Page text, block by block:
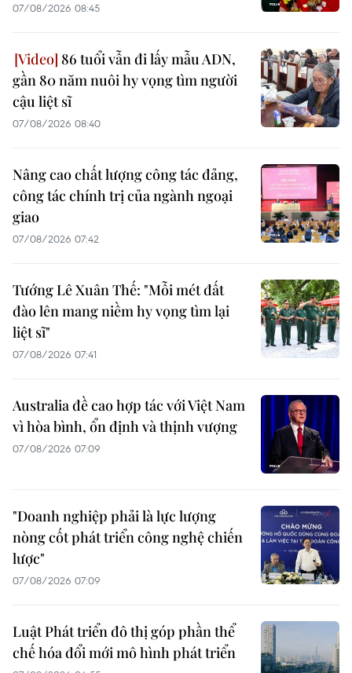
07/08/2026 08:45
86 tuổi vẫn đi lấy mẫu ADN,
gần 80 năm nuôi hy vọng tìm người
cậu liệt sĩ
07/08/2026 08:40
Nâng cao chất lượng công tác đảng,
công tác chính trị của ngành ngoại
giao
07/08/2026 07:42
Tướng Lê Xuân Thế: "Mỗi mét đất
đào lên mang niềm hy vọng tìm lại
liệt sĩ"
07/08/2026 07:41
Australia đề cao hợp tác với Việt Nam
vì hòa bình, ổn định và thịnh vượng
07/08/2026 07:09
"Doanh nghiệp phải là lực lượng
nòng cốt phát triển công nghệ chiến
lược"
07/08/2026 07:09
Luật Phát triển đô thị góp phần thể
chế hóa đổi mới mô hình phát triển